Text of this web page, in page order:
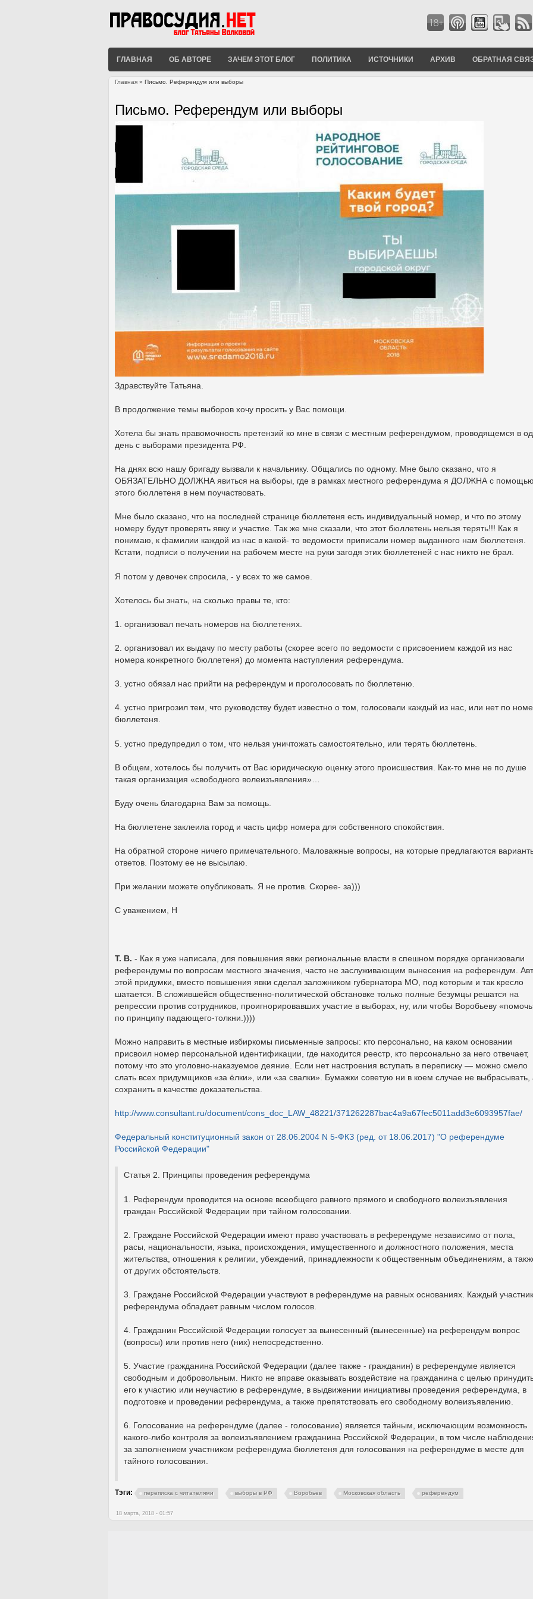
ГЛАВНАЯ ОБ АВТОРЕ ЗАЧЕМ ЭТОТ БЛОГ ПОЛИТИКА ИСТОЧНИКИ АРХИВ ОБРАТНАЯ
Главная » Письмо. Референдум или выборы
Письмо. Референдум или выборы
Здравствуйте Татьяна.
В продолжение темы выборов хочу просить у Вас помощи.
Хотела бы знать правомочность претензий ко мне в связи с местным референдумом, проводящемся в
день с выборами президента РФ.
На днях всю нашу бригаду вызвали к начальнику. Общались по одному. Мне было сказано, что я
ОБЯЗАТЕЛЬНО ДОЛЖНА явиться на выборы, где в рамках местного референдума я ДОЛЖНА с
этого бюллетеня в нем поучаствовать.
Мне было сказано, что на последней странице бюллетеня есть индивидуальный номер, и что по этому
номеру будут проверять явку и участие. Так же мне сказали, что этот бюллетень нельзя терять!!! Как я
понимаю, к фамилии каждой из нас в какой- то ведомости приписали номер выданного нам бюллетеня.
Кстати, подписи о получении на рабочем месте на руки загодя этих бюллетеней с нас никто не брал.
Я потом у девочек спросила, - у всех то же самое.
Хотелось бы знать, на сколько правы те, кто:
1. организовал печать номеров на бюллетенях.
2. организовал их выдачу по месту работы (скорее всего по ведомости с присвоением каждой из нас
номера конкретного бюллетеня) до момента наступления референдума.
3. устно обязал нас прийти на референдум и проголосовать по бюллетеню.
4. устно пригрозил тем, что руководству будет известно о том, голосовали каждый из нас, или нет по
бюллетеня.
5. устно предупредил о том, что нельзя уничтожать самостоятельно, или терять бюллетень.
В общем, хотелось бы получить от Вас юридическую оценку этого происшествия. Как-то мне не по душе
такая организация «свободного волеизъявления»…
Буду очень благодарна Вам за помощь.
На бюллетене заклеила город и часть цифр номера для собственного спокойствия.
На обратной стороне ничего примечательного. Маловажные вопросы, на которые предлагаются
ответов. Поэтому ее не высылаю.
При желании можете опубликовать. Я не против. Скорее- за)))
С уважением, Н
Т. В. - Как я уже написала, для повышения явки региональные власти в спешном порядке организовали
референдумы по вопросам местного значения, часто не заслуживающим вынесения на референдум.
этой придумки, вместо повышения явки сделал заложником губернатора МО, под которым и так кресло
шатается. В сложившейся общественно-политической обстановке только полные безумцы решатся на
репрессии против сотрудников, проигнорировавших участие в выборах, ну, или чтобы Воробьеву
по принципу падающего-толкни.))))
Можно направить в местные избиркомы письменные запросы: кто персонально, на каком основании
присвоил номер персональной идентификации, где находится реестр, кто персонально за него отвечает,
потому что это уголовно-наказуемое деяние. Если нет настроения вступать в переписку — можно смело
слать всех придумщиков «за ёлки», или «за свалки». Бумажки советую ни в коем случае не выбрасывать,
сохранить в качестве доказательства.
http://www.consultant.ru/document/cons_doc_LAW_48221/371262287bac4a9a67fec5011add3e6093957fae/
Федеральный конституционный закон от 28.06.2004 N 5-ФКЗ (ред. от 18.06.2017) "О референдуме
Российской Федерации"
Статья 2. Принципы проведения референдума
1. Референдум проводится на основе всеобщего равного прямого и свободного волеизъявления
граждан Российской Федерации при тайном голосовании.
2. Граждане Российской Федерации имеют право участвовать в референдуме независимо от пола,
расы, национальности, языка, происхождения, имущественного и должностного положения, места
жительства, отношения к религии, убеждений, принадлежности к общественным объединениям, а
от других обстоятельств.
3. Граждане Российской Федерации участвуют в референдуме на равных основаниях. Каждый участник
референдума обладает равным числом голосов.
4. Гражданин Российской Федерации голосует за вынесенный (вынесенные) на референдум вопрос
(вопросы) или против него (них) непосредственно.
5. Участие гражданина Российской Федерации (далее также - гражданин) в референдуме является
свободным и добровольным. Никто не вправе оказывать воздействие на гражданина с целью
его к участию или неучастию в референдуме, в выдвижении инициативы проведения референдума, в
подготовке и проведении референдума, а также препятствовать его свободному волеизъявлению.
6. Голосование на референдуме (далее - голосование) является тайным, исключающим возможность
какого-либо контроля за волеизъявлением гражданина Российской Федерации, в том числе
за заполнением участником референдума бюллетеня для голосования на референдуме в месте для
тайного голосования.
Тэги: переписка с читателями выборы в РФ Воробьёв Московская область референдум
18 марта, 2018 - 01:57